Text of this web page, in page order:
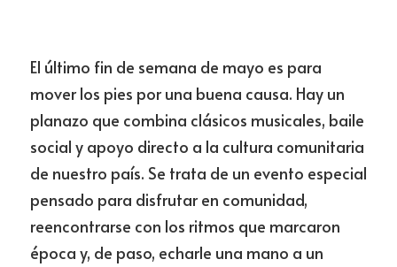
El último fin de semana de mayo es para
mover los pies por una buena causa. Hay un
planazo que combina clásicos musicales, baile
social y apoyo directo a la cultura comunitaria
de nuestro país. Se trata de un evento especial
pensado para disfrutar en comunidad,
reencontrarse con los ritmos que marcaron
época y, de paso, echarle una mano a un